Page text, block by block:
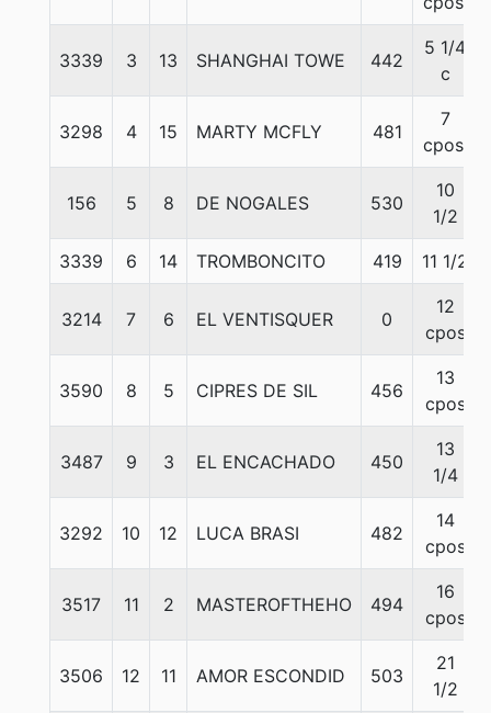
3339 3 13 SHANGHAI TOWE 442
5 1/4
c
3298 4 15 MARTY MCFLY 481
7
cpos.
156 5 8 DE NOGALES 530
10
1/2
3339 6 14 TROMBONCITO 419 11 1/2
3214 7 6 EL VENTISQUER 0
12
cpos
3590 8 5 CIPRES DE SIL 456
13
cpos
3487 9 3 EL ENCACHADO 450
13
1/4
3292 10 12 LUCA BRASI 482
14
cpos
3517 11 2 MASTEROFTHEHO 494
16
cpos
3506 12 11 AMOR ESCONDID 503
21
1/2